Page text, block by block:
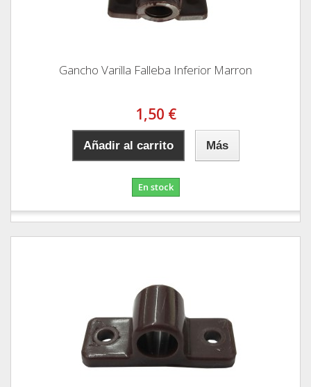
Gancho Varilla Falleba Inferior Marron
1,50 €
Añadir al carrito Más
En stock